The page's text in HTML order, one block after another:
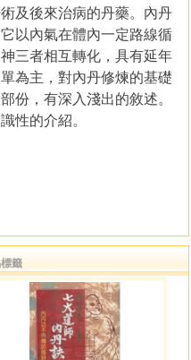
及後來治病的丹藥。內丹
以內氣在體內一定路線循
三者相互轉化，具有延年
為主，對內丹修煉的基礎
份，有深入淺出的敘述。
性的介紹。
籤